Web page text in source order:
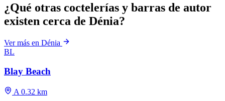
¿Qué otras coctelerías y barras de autor
existen cerca de Dénia?
Ver más en Dénia
BL
Blay Beach
A 0.32 km